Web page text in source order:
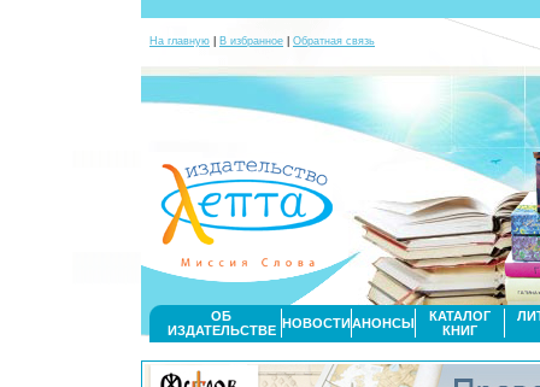
На главную В избранное Обратная связь
ОБ
ИЗДАТЕЛЬСТВЕ НОВОСТИАНОНСЫ
КАТАЛОГ
КНИГ